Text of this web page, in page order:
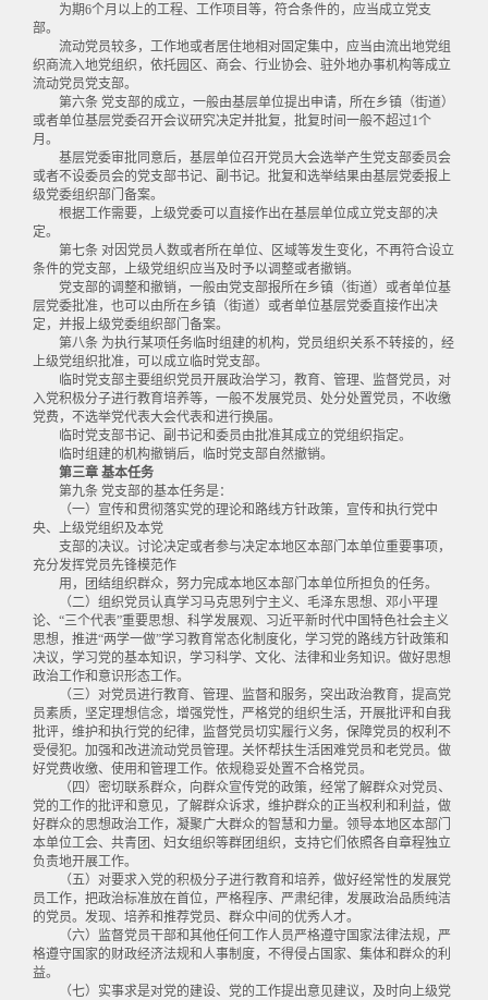
为期6个月以上的工程、工作项目等，符合条件的，应当成立党支
部。
流动党员较多，工作地或者居住地相对固定集中，应当由流出地党组
织商流入地党组织，依托园区、商会、行业协会、驻外地办事机构等成立
流动党员党支部。
第六条 党支部的成立，一般由基层单位提出申请，所在乡镇（街道）
或者单位基层党委召开会议研究决定并批复，批复时间一般不超过1个
月。
基层党委审批同意后，基层单位召开党员大会选举产生党支部委员会
或者不设委员会的党支部书记、副书记。批复和选举结果由基层党委报上
级党委组织部门备案。
根据工作需要，上级党委可以直接作出在基层单位成立党支部的决
定。
第七条 对因党员人数或者所在单位、区域等发生变化，不再符合设立
条件的党支部，上级党组织应当及时予以调整或者撤销。
党支部的调整和撤销，一般由党支部报所在乡镇（街道）或者单位基
层党委批准，也可以由所在乡镇（街道）或者单位基层党委直接作出决
定，并报上级党委组织部门备案。
第八条 为执行某项任务临时组建的机构，党员组织关系不转接的，经
上级党组织批准，可以成立临时党支部。
临时党支部主要组织党员开展政治学习，教育、管理、监督党员，对
入党积极分子进行教育培养等，一般不发展党员、处分处置党员，不收缴
党费，不选举党代表大会代表和进行换届。
临时党支部书记、副书记和委员由批准其成立的党组织指定。
临时组建的机构撤销后，临时党支部自然撤销。
第三章 基本任务
第九条 党支部的基本任务是：
（一）宣传和贯彻落实党的理论和路线方针政策，宣传和执行党中
央、上级党组织及本党
支部的决议。讨论决定或者参与决定本地区本部门本单位重要事项，
充分发挥党员先锋模范作
用，团结组织群众，努力完成本地区本部门本单位所担负的任务。
（二）组织党员认真学习马克思列宁主义、毛泽东思想、邓小平理
论、“三个代表”重要思想、科学发展观、习近平新时代中国特色社会主义
思想，推进“两学一做”学习教育常态化制度化，学习党的路线方针政策和
决议，学习党的基本知识，学习科学、文化、法律和业务知识。做好思想
政治工作和意识形态工作。
（三）对党员进行教育、管理、监督和服务，突出政治教育，提高党
员素质，坚定理想信念，增强党性，严格党的组织生活，开展批评和自我
批评，维护和执行党的纪律，监督党员切实履行义务，保障党员的权利不
受侵犯。加强和改进流动党员管理。关怀帮扶生活困难党员和老党员。做
好党费收缴、使用和管理工作。依规稳妥处置不合格党员。
（四）密切联系群众，向群众宣传党的政策，经常了解群众对党员、
党的工作的批评和意见，了解群众诉求，维护群众的正当权利和利益，做
好群众的思想政治工作，凝聚广大群众的智慧和力量。领导本地区本部门
本单位工会、共青团、妇女组织等群团组织，支持它们依照各自章程独立
负责地开展工作。
（五）对要求入党的积极分子进行教育和培养，做好经常性的发展党
员工作，把政治标准放在首位，严格程序、严肃纪律，发展政治品质纯洁
的党员。发现、培养和推荐党员、群众中间的优秀人才。
（六）监督党员干部和其他任何工作人员严格遵守国家法律法规，严
格遵守国家的财政经济法规和人事制度，不得侵占国家、集体和群众的利
益。
（七）实事求是对党的建设、党的工作提出意见建议，及时向上级党